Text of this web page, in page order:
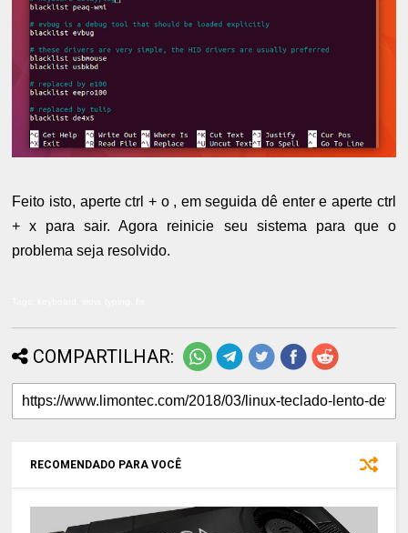
Feito isto, aperte ctrl + o , em seguida dê enter e aperte ctrl
+ x para sair. Agora reinicie seu sistema para que o
problema seja resolvido.
COMPARTILHAR:
RECOMENDADO PARA VOCÊ